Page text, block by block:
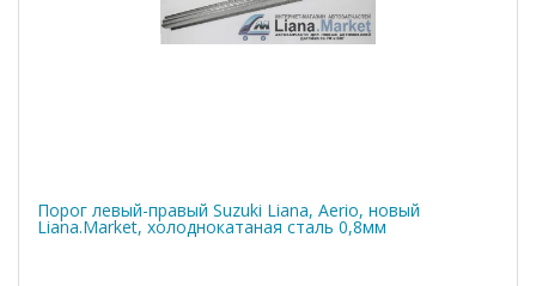
Порог левый-правый Suzuki Liana, Aerio, новый
Liana.Market, холоднокатаная сталь 0,8мм